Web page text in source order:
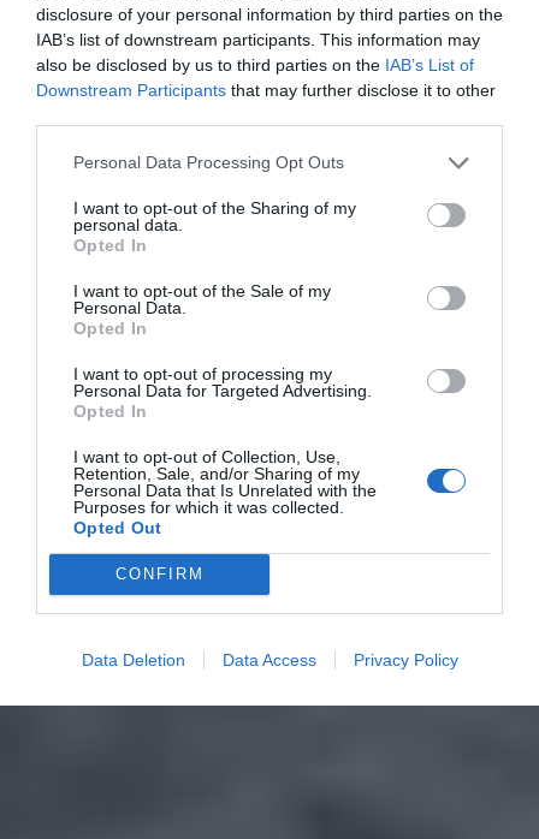
disclosure of your personal information by third parties on the
IAB’s list of downstream participants. This information may
also be disclosed by us to third parties on the IAB’s List of
Downstream Participants that may further disclose it to other
Personal Data Processing Opt Outs
I want to opt-out of the Sharing of my
personal data.
Opted In
I want to opt-out of the Sale of my
Personal Data.
Opted In
I want to opt-out of processing my
Personal Data for Targeted Advertising.
Opted In
I want to opt-out of Collection, Use,
Retention, Sale, and/or Sharing of my
Personal Data that Is Unrelated with the
Purposes for which it was collected.
Opted Out
CONFIRM
Data Deletion Data Access Privacy Policy